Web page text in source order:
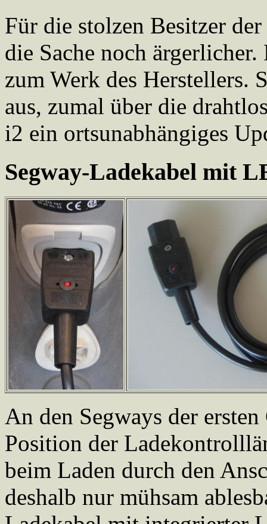
Für die stolzen Besitzer
die Sache noch
zum Werk des Herstellers.
aus, zumal über die
i2 ein ortsunabhängiges
Segway-Ladekabel mit
An den Segways der
Position der
beim Laden durch den
deshalb nur mühsam